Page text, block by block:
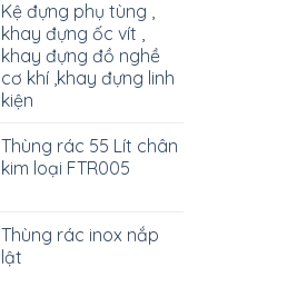
Kệ đựng phụ tùng ,
khay đựng ốc vít ,
khay đựng đồ nghề
cơ khí ,khay đựng linh
kiện
Thùng rác 55 Lít chân
kim loại FTR005
Thùng rác inox nắp
lật